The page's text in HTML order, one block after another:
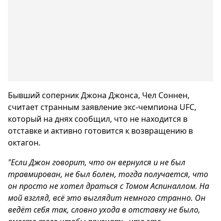
Бывший соперник Джона Джонса, Чел Соннен,
считает странным заявление экс-чемпиона UFC,
который на днях сообщил, что не находится в
отставке и активно готовится к возвращению в
октагон.
"Если Джон говорит, что он вернулся и не был
травмирован, не был болен, тогда получается, что
он просто не хотел драться с Томом Аспиналлом. На
мой взгляд, всё это выглядит немного странно. Он
ведёт себя так, словно ухода в отставку не было,